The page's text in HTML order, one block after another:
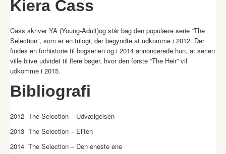
Kiera Cass
Cass skriver YA (Young-Adult)og står bag den populære serie “The
Selection”, som er en trilogi, der begyndte at udkomme i 2012. Der
findes en forhistorie til bogserien og i 2014 annoncerede hun, at serien
ville blive udvidet til flere bøger, hvor den første “The Heir” vil
udkomme i 2015.
Bibliografi
2012 The Selection – Udvælgelsen
2013 The Selection – Eliten
2014 The Selection – Den eneste ene